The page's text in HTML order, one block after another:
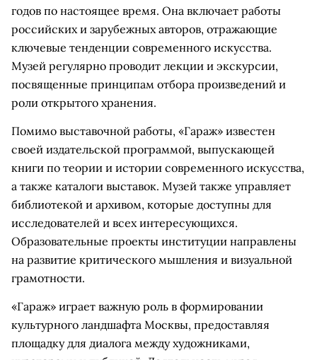
годов по настоящее время. Она включает работы
российских и зарубежных авторов, отражающие
ключевые тенденции современного искусства.
Музей регулярно проводит лекции и экскурсии,
посвященные принципам отбора произведений и
роли открытого хранения.
Помимо выставочной работы, «Гараж» известен
своей издательской программой, выпускающей
книги по теории и истории современного искусства,
а также каталоги выставок. Музей также управляет
библиотекой и архивом, которые доступны для
исследователей и всех интересующихся.
Образовательные проекты институции направлены
на развитие критического мышления и визуальной
грамотности.
«Гараж» играет важную роль в формировании
культурного ландшафта Москвы, предоставляя
площадку для диалога между художниками,